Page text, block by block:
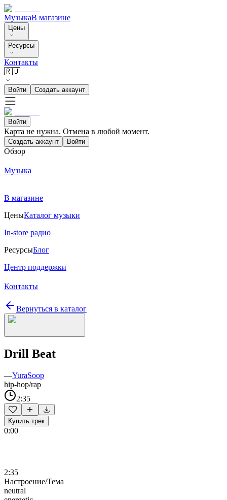
МузыкаВ магазине
Цены
Ресурсы
Контакты
🇷🇺
Войти Создать аккаунт
Войти
Карта не нужна. Отмена в любой момент.
Создать аккаунт Войти
Обзор
Музыка
В магазине
ЦеныКаталог музыки
In-store радио
РесурсыБлог
Центр поддержки
Контакты
Вернуться в каталог
Drill Beat
—YuraSoop
hip-hop/rap
2:35
Купить трек
0:00
2:35
Настроение/Тема
neutral